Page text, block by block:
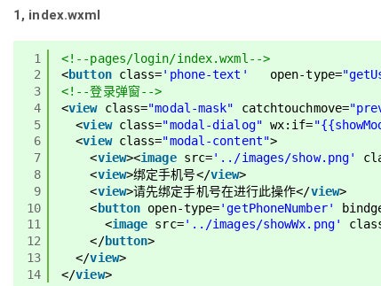
1, index.wxml
1
2
3
4
5
6
7
8
9
10
11
12
13
14
<!--pages/login/index.wxml-->
<button class='phone-text' open-type=
<!--登录弹窗-->
<view class="modal-mask" catchtouchmove=
<view class="modal-dialog" wx:if=
<view class="modal-content">
<view><image src='../images/show.png'
<view>绑定手机号</view>
<view>请先绑定手机号在进行此操作</view>
<button open-type='getPhoneNumber'
<image src='../images/showWx.png'
</button>
</view>
</view>